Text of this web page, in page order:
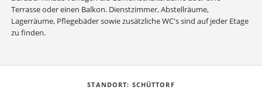
Terrasse oder einen Balkon. Dienstzimmer, Abstellräume,
Lagerräume, Pflegebäder sowie zusätzliche WC's sind auf jeder Etage
zu finden.
STANDORT: SCHÜTTORF